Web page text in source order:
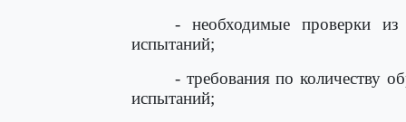
- необходимые проверки из
испытаний;
- требования по количеству
испытаний;